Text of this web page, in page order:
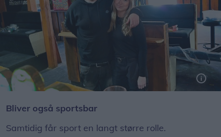
Bliver også sportsbar
Samtidig får sport en langt større rolle.